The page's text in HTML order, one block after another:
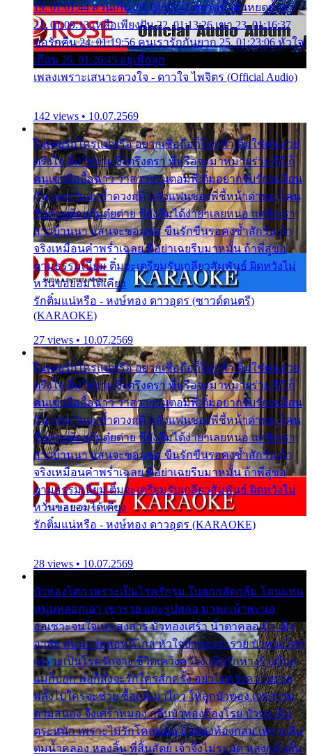
19. 01:01:44 ส่วนเกิน 20. 01:05:42 หยาดน้ำฝนหยดน้ำตา
21. 01:09:13 เหลือเพียงฝัน 22. 01:13:26 เขา 23. 01:16:37
ขอรักคืน 24. 01:19:56 คนเรารักกันยาก 25. 01:23:06 หัวใจ
เถื่อน 26. 01:26:45 อยู่เพื่อลูก
เพลงเพราะเสนาะดวงใจ - ดาวใจ ไพจิตร (Official Audio)
142 views • 10.07.2569
ไม่เคยรักใครแน่หรือ อยากเชื่อถือก็ไม่กล้า ติ๋มใช่คนสวย
ตรึงใจ ติ๋มใช่งามซึ้งตรึงตรา พี่หรือจะมาหมายร่วมชีวี ก็
คนเขาลืออื้อฉาว ว่าสาวๆรุมตอมพี่ ติ๋มอยากรับรักเหมือน
กัน แต่หวั่นจะช้ำดวงฤดี กลัวแฟนของพี่ชี้หน้าด่าทอ ก็คน
ชื่อต๋อยต้อยตุ้มตุ๋ยต่าย พี่ยังลืมได้ง่ายๆเลยหนอ แค่ตัวเรา
สาวบ้านนา แสนจะซอมซ่อ ขืนรักขืนรอคงช้ำสักวัน ถ้า
จริงเหมือนคำพร่ำเฉลย พี่อย่าเฉยรีบมาหมั้น ถ้าพี่สู่ขอ
ตามธรรมเนียม ติ๋มจะเตรียมรับเกลียวสัมพันธ์ ผิดหวังไม่
หวั่นขอยอมได้เคียง
รักติ๋มแน่หรือ - หงษ์ทอง ดาวอุดร (ซาวด์ดนตรี)
(KARAOKE)
27 views • 10.07.2569
ไม่เคยรักใครแน่หรือ อยากเชื่อถือก็ไม่กล้า ติ๋มใช่คนสวย
ตรึงใจ ติ๋มใช่งามซึ้งตรึงตรา พี่หรือจะมาหมายร่วมชีวี ก็
คนเขาลืออื้อฉาว ว่าสาวๆรุมตอมพี่ ติ๋มอยากรับรักเหมือน
กัน แต่หวั่นจะช้ำดวงฤดี กลัวแฟนของพี่ชี้หน้าด่าทอ ก็คน
ชื่อต๋อยต้อยตุ้มตุ๋ยต่าย พี่ยังลืมได้ง่ายๆเลยหนอ แค่ตัวเรา
สาวบ้านนา แสนจะซอมซ่อ ขืนรักขืนรอคงช้ำสักวัน ถ้า
จริงเหมือนคำพร่ำเฉลย พี่อย่าเฉยรีบมาหมั้น ถ้าพี่สู่ขอ
ตามธรรมเนียม ติ๋มจะเตรียมรับเกลียวสัมพันธ์ ผิดหวังไม่
หวั่นขอยอมได้เคียง
รักติ๋มแน่หรือ - หงษ์ทอง ดาวอุดร (KARAOKE)
28 views • 10.07.2569
บัวทองโศก เพราะเป็นโรครักรุม ในอกกลัดกลุ้ม โดนแฟน
หนุ่มหลอกเอา เขารวย และรูปหล่อ มาพะเน้าพะนอ
ออเซาะจนใจเบา สงสาร บัวทองเศร้า น้ำตาคลอเบ้า เฝ้า
อาลัย หนุ่มรูปหล่อหนีไกล หัวใจบัวทองระรวย บัวทองโศก
เพราะเป็นโรครักจาง ชีวิตเคว้งคว้าง เมื่อรักห่างร้างไกล
แม่ก็บอก พ่อก็สั่งจะรักใครสักครั้ง อย่าไปหวังความรวย
พลั้งไปใครจะช่วย ซื้อเปลมาไกว ให้ลูกบัวทอง เวรกรรม
ตามสนอง จึงเศร้าหมอง กลีบบัวทองต้องโรย บัวทองไม่
ตระหนัก เพราะไม่รักโคลนตม บัวทองท้องกลม เพราะลืม
ตมน้ำคลอง หลงลิ้น ที่สิ้นสัตย์ เจ้าจึงไม่ระมัด หลงกลิ่นลิ้น